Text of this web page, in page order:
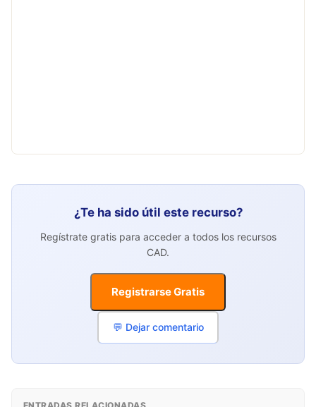
¿Te ha sido útil este recurso?
Regístrate gratis para acceder a todos los recursos
CAD.
Registrarse Gratis
💬 Dejar comentario